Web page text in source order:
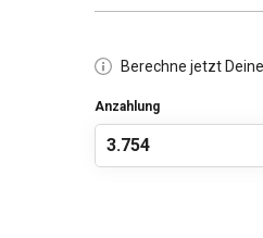
Berechne jetzt
Anzahlung